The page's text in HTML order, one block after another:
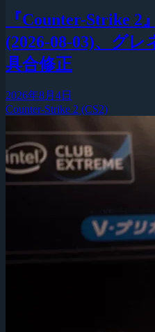
『Counter-Strike 2
(2026-08-03)、グ
具合修正
2026年8月4日
Counter-Strike 2 (CS2)